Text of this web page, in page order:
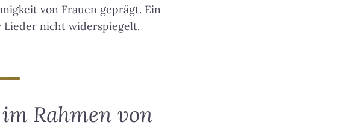
von Frauen geprägt. Ein
Lieder nicht widerspiegelt.
Rahmen von